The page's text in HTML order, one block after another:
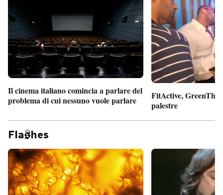
Il cinema italiano comincia a parlare del
problema di cui nessuno vuole parlare
FitActive,
palestre
Fla hes